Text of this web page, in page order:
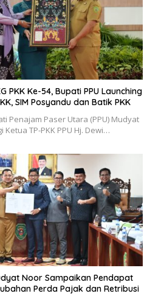
PKK Ke-54, Bupati PPU Launching
SIM Posyandu dan Batik PKK
Penajam Paser Utara (PPU) Mudyat
Ketua TP-PKK PPU Hj. Dewi…
Noor Sampaikan Pendapat
Perda Pajak dan Retribusi